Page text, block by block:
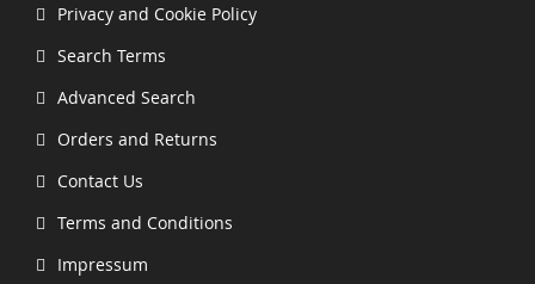
Privacy and Cookie Policy
Search Terms
Advanced Search
Orders and Returns
Contact Us
Terms and Conditions
Impressum